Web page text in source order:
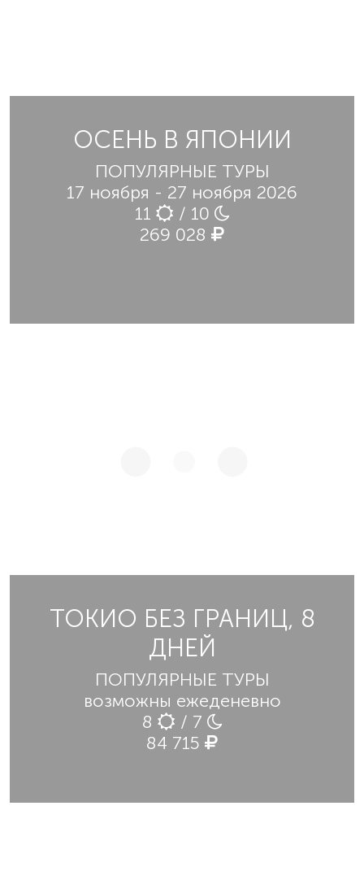
ОСЕНЬ В ЯПОНИИ
ПОПУЛЯРНЫЕ ТУРЫ
17 ноября - 27 ноября 2026
11
/ 10
269 028
ТОКИО БЕЗ ГРАНИЦ, 8
ДНЕЙ
ПОПУЛЯРНЫЕ ТУРЫ
возможны ежеденевно
8
/ 7
84 715